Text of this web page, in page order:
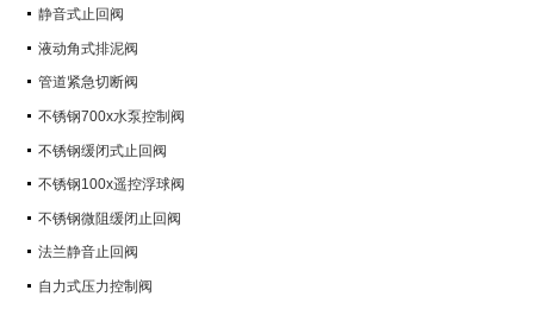
静音式止回阀
液动角式排泥阀
管道紧急切断阀
不锈钢700x水泵控制阀
不锈钢缓闭式止回阀
不锈钢100x遥控浮球阀
不锈钢微阻缓闭止回阀
法兰静音止回阀
自力式压力控制阀